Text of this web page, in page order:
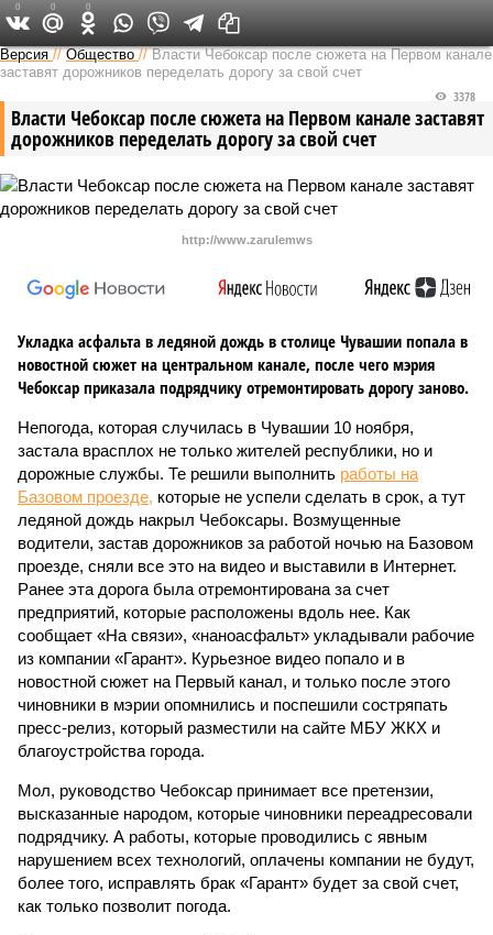
Версия в Чувашии
Версия //Общество //Власти Чебоксар после сюжета на Первом канале
заставят дорожников переделать дорогу за свой счет
Власти Чебоксар после сюжета на Первом канале заставят
дорожников переделать дорогу за свой счет
3378
http://www.zarulemws
Укладка асфальта в ледяной дождь в столице Чувашии попала в
новостной сюжет на центральном канале, после чего мэрия
Чебоксар приказала подрядчику отремонтировать дорогу заново.
Непогода, которая случилась в Чувашии 10 ноября,
застала врасплох не только жителей республики, но и
дорожные службы. Те решили выполнить работы на
Базовом проезде, которые не успели сделать в срок, а тут
ледяной дождь накрыл Чебоксары. Возмущенные
водители, застав дорожников за работой ночью на Базовом
проезде, сняли все это на видео и выставили в Интернет.
Ранее эта дорога была отремонтирована за счет
предприятий, которые расположены вдоль нее. Как
сообщает «На связи», «наноасфальт» укладывали рабочие
из компании «Гарант». Курьезное видео попало и в
новостной сюжет на Первый канал, и только после этого
чиновники в мэрии опомнились и поспешили состряпать
пресс-релиз, который разместили на сайте МБУ ЖКХ и
благоустройства города.
Мол, руководство Чебоксар принимает все претензии,
высказанные народом, которые чиновники переадресовали
подрядчику. А работы, которые проводились с явным
нарушением всех технологий, оплачены компании не будут,
более того, исправлять брак «Гарант» будет за свой счет,
как только позволит погода.
0 0 0